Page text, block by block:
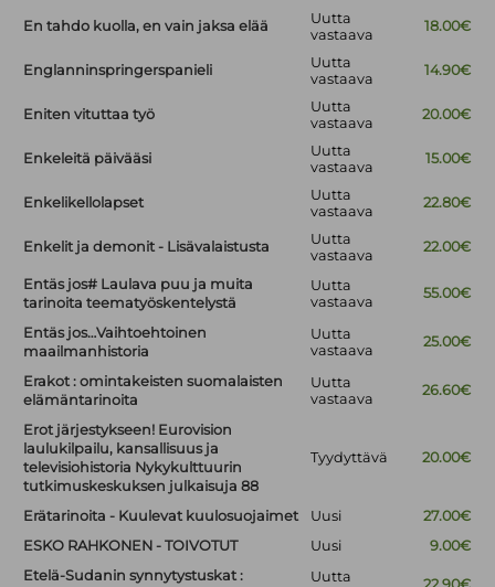
En tahdo kuolla, en vain jaksa elää
Uutta
vastaava
18.00€
Englanninspringerspanieli
Uutta
vastaava
14.90€
Eniten vituttaa työ
Uutta
vastaava
20.00€
Enkeleitä päivääsi
Uutta
vastaava
15.00€
Enkelikellolapset
Uutta
vastaava
22.80€
Enkelit ja demonit - Lisävalaistusta
Uutta
vastaava
22.00€
Entäs jos# Laulava puu ja muita
tarinoita teematyöskentelystä
Uutta
vastaava
55.00€
Entäs jos…Vaihtoehtoinen
maailmanhistoria
Uutta
vastaava
25.00€
Erakot : omintakeisten suomalaisten
elämäntarinoita
Uutta
vastaava
26.60€
Erot järjestykseen! Eurovision
laulukilpailu, kansallisuus ja
televisiohistoria Nykykulttuurin
tutkimuskeskuksen julkaisuja 88
Tyydyttävä 20.00€
Erätarinoita - Kuulevat kuulosuojaimet Uusi
27.00€
ESKO RAHKONEN - TOIVOTUT
Uusi
9.00€
Etelä-Sudanin synnytystuskat :
Uutta